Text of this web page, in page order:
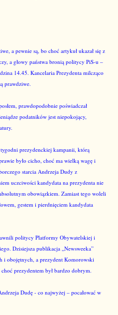
a pewnie są, bo choć artykuł ukazał się z
a głowy państwa bronią politycy PiS-u –
14.45. Kancelaria Prezydenta milcząco
prawdziwe.
prawdopodobnie poświadczał
podatników jest niepokojący,
prezydenckiej kampanii, którą
było cicho, choć ma wielką wagę i
starcia Andrzeja Dudy z
uczciwości kandydata na prezydenta nie
obowiązkiem. Zamiast tego woleli
gestem i pierdnięciem kandydata
politycy Platformy Obywatelskiej i
Dzisiejsza publikacja „Newsweeka”
i obojętnych, a prezydent Komorowski
prezydentem był bardzo dobrym.
Dudę - co najwyżej – pocałować w